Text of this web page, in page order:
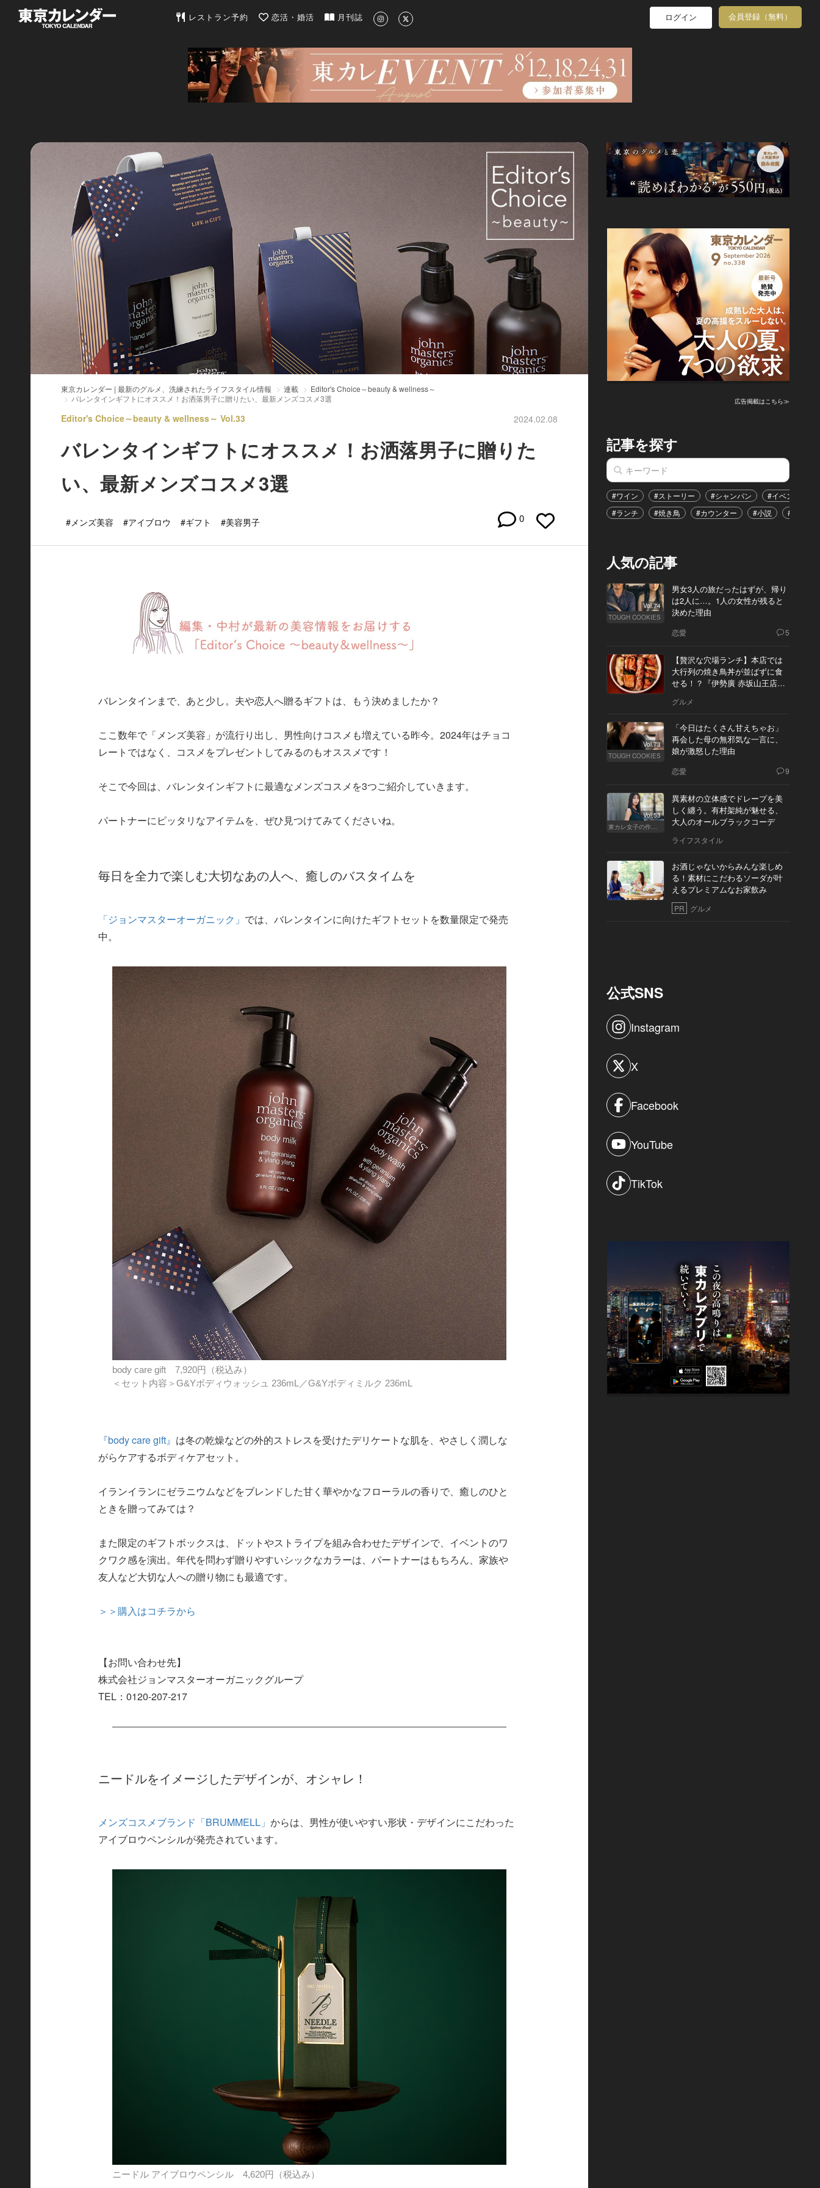
東京カレンダー | 最新のグルメ、洗練されたライフスタイル情報
レストラン予約 恋活・婚活 月刊誌 ログイン 会員登録（無料）
東京カレンダー | 最新のグルメ、洗練されたライフスタイル情報 連載
Editor's Choice～beauty & wellness～
バレンタインギフトにオススメ！お洒落男子に贈りたい、最新メンズコスメ3選
Editor's Choice～beauty & wellness～ Vol.33 2024.02.08
バレンタインギフトにオススメ！お洒落男子に贈りた
い、最新メンズコスメ3選
#メンズ美容 #アイブロウ #ギフト #美容男子 0
バレンタインまで、あと少し。夫や恋人へ贈るギフトは、もう決めましたか？
ここ数年で「メンズ美容」が流行り出し、男性向けコスメも増えている昨今。2024年はチョコ
レートではなく、コスメをプレゼントしてみるのもオススメです！
そこで今回は、バレンタインギフトに最適なメンズコスメを3つご紹介していきます。
パートナーにピッタリなアイテムを、ぜひ見つけてみてくださいね。
毎日を全力で楽しむ大切なあの人へ、癒しのバスタイムを
「ジョンマスターオーガニック」 では、バレンタインに向けたギフトセットを数量限定で発売
中。
body care gift 7,920円（税込み）
＜セット内容＞G&Yボディウォッシュ 236mL／G&Yボディミルク 236mL
『body care gift』 は冬の乾燥などの外的ストレスを受けたデリケートな肌を、やさしく潤しな
がらケアするボディケアセット。
イランイランにゼラニウムなどをブレンドした甘く華やかなフローラルの香りで、癒しのひと
ときを贈ってみては？
また限定のギフトボックスは、ドットやストライプを組み合わせたデザインで、イベントのワ
クワク感を演出。年代を問わず贈りやすいシックなカラーは、パートナーはもちろん、家族や
友人など大切な人への贈り物にも最適です。
＞＞購入はコチラから
【お問い合わせ先】
株式会社ジョンマスターオーガニックグループ
TEL：0120-207-217
ニードルをイメージしたデザインが、オシャレ！
メンズコスメブランド「BRUMMELL」からは、男性が使いやすい形状・デザインにこだわった
アイブロウペンシルが発売されています。
ニードル アイブロウペンシル 4,620円（税込み）
広告掲載はこちら≫
記事を探す
#ワイン #ストーリー #シャンパン #イベント
#ランチ
#焼き鳥 #カウンター #小説 #恋愛
人気の記事
Vol.74
TOUGH COOKIES
男女3人の旅だったはずが、帰り
は2人に…。1人の女性が残ると
決めた理由
恋愛 5
【贅沢な穴場ランチ】本店では
大行列の焼き鳥丼が並ばずに食
せる！？『伊勢廣 赤坂山王店』
グルメ
Vol.73
TOUGH COOKIES
「今日はたくさん甘えちゃお」
再会した母の無邪気な一言に、
娘が激怒した理由
恋愛 9
Vol.53
東カレ女子の作り方
異素材の立体感でドレープを美
しく纏う。有村架純が魅せる、
大人のオールブラックコーデ
ライフスタイル
お酒じゃないからみんな楽しめ
る！素材にこだわるソーダが叶
えるプレミアムなお家飲み
PR グルメ
公式SNS
Instagram
X
Facebook
YouTube
TikTok